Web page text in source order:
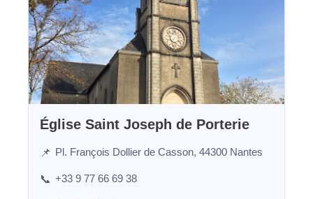
Église Saint Joseph de Porterie
📌 Pl. François Dollier de Casson, 44300 Nantes
📞 +33 9 77 66 69 38